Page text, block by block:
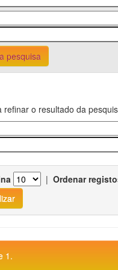
pesquisa
refinar o resultado da
| Ordenar
1.